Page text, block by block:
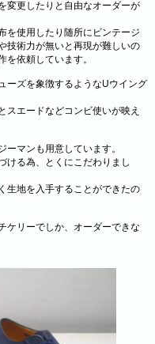
変更したりと自由なオーダーが
を使用したり随所にビンテージ
技術力が無いと再現が難しいの
を依頼しています。
ーズを象徴するようなUウイング
スエードなどコンビ使いが映え
マンも用意しています。
ける為、とくにこだわりまし
生地を入手することができたの
ケリーでしか、オーダーできな